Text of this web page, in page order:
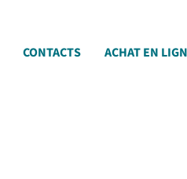
CONTACTS ACHAT EN